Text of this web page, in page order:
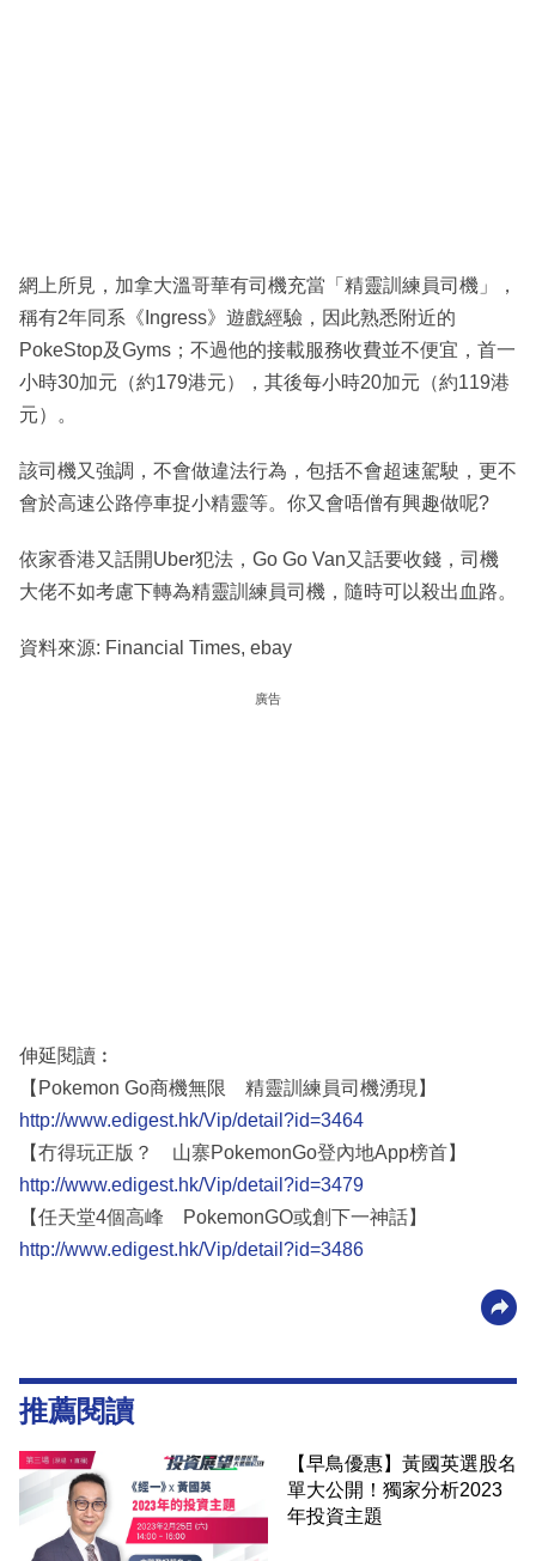
網上所見，加拿大溫哥華有司機充當「精靈訓練員司機」，
稱有2年同系《Ingress》遊戲經驗，因此熟悉附近的
PokeStop及Gyms；不過他的接載服務收費並不便宜，首一
小時30加元（約179港元），其後每小時20加元（約119港
元）。
該司機又強調，不會做違法行為，包括不會超速駕駛，更不
會於高速公路停車捉小精靈等。你又會唔僧有興趣做呢?
依家香港又話開Uber犯法，Go Go Van又話要收錢，司機
大佬不如考慮下轉為精靈訓練員司機，隨時可以殺出血路。
資料來源: Financial Times, ebay
廣告
伸延閱讀︰
【Pokemon Go商機無限 精靈訓練員司機湧現】
http://www.edigest.hk/Vip/detail?id=3464
【冇得玩正版？ 山寨PokemonGo登內地App榜首】
http://www.edigest.hk/Vip/detail?id=3479
【任天堂4個高峰 PokemonGO或創下一神話】
http://www.edigest.hk/Vip/detail?id=3486
推薦閱讀
【早鳥優惠】黃國英選股名
單大公開！獨家分析2023
年投資主題